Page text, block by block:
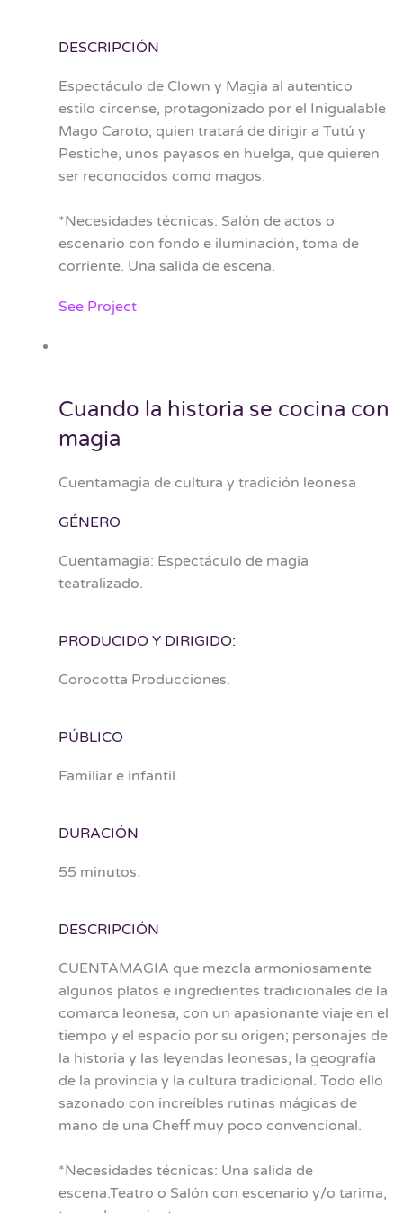
DESCRIPCIÓN
Espectáculo de Clown y Magia al autentico
estilo circense, protagonizado por el Inigualable
Mago Caroto; quien tratará de dirigir a Tutú y
Pestiche, unos payasos en huelga, que quieren
ser reconocidos como magos.
*Necesidades técnicas: Salón de actos o
escenario con fondo e iluminación, toma de
corriente. Una salida de escena.
See Project
Cuando la historia se cocina con
magia
Cuentamagia de cultura y tradición leonesa
GÉNERO
Cuentamagia: Espectáculo de magia
teatralizado.
PRODUCIDO Y DIRIGIDO:
Corocotta Producciones.
PÚBLICO
Familiar e infantil.
DURACIÓN
55 minutos.
DESCRIPCIÓN
CUENTAMAGIA que mezcla armoniosamente
algunos platos e ingredientes tradicionales de la
comarca leonesa, con un apasionante viaje en el
tiempo y el espacio por su origen; personajes de
la historia y las leyendas leonesas, la geografía
de la provincia y la cultura tradicional. Todo ello
sazonado con increíbles rutinas mágicas de
mano de una Cheff muy poco convencional.
*Necesidades técnicas: Una salida de
escena.Teatro o Salón con escenario y/o tarima,